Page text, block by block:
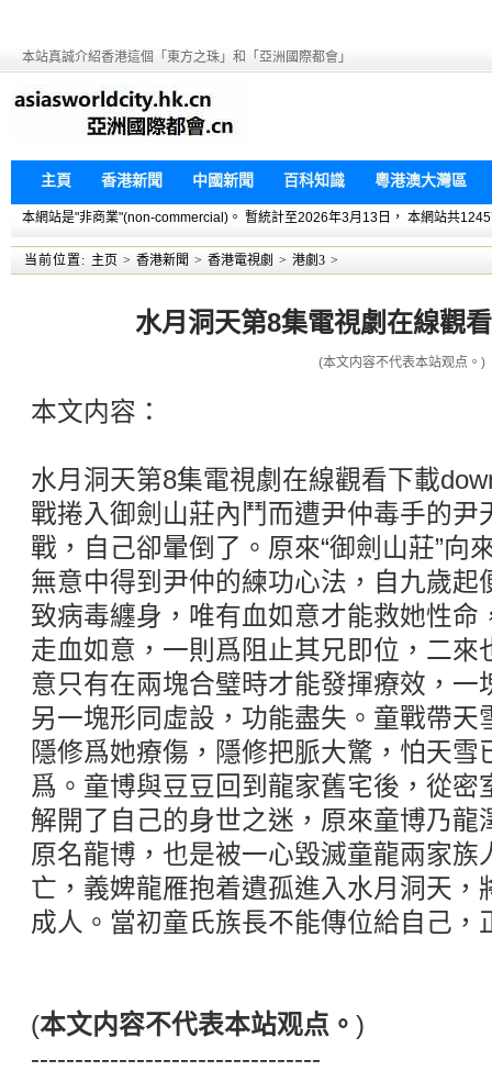
本站真誠介紹香港這個「東方之珠」和「亞洲國際都會」
主頁 香港新聞 中國新聞 百科知識 粵港澳大灣區
本網站是"非商業"(non-commercial)。 暫統計至2026年3月13日， 本網站共
当前位置: 主页 > 香港新聞 > 香港電視劇 > 港劇3 >
水月洞天第8集電視劇在線觀
(本文内容不代表本站观点。)
本文内容：
水月洞天第8集電視劇在線觀看下載
戰捲入御劍山莊內鬥而遭尹仲毒手的尹
戰，自己卻暈倒了。原來“御劍山莊”向
無意中得到尹仲的練功心法，自九歲起
致病毒纏身，唯有血如意才能救她性命
走血如意，一則爲阻止其兄即位，二來
意只有在兩塊合璧時才能發揮療效，一
另一塊形同虛設，功能盡失。童戰帶天
隱修爲她療傷，隱修把脈大驚，怕天
爲。童博與豆豆回到龍家舊宅後，從密
解開了自己的身世之迷，原來童博乃龍
原名龍博，也是被一心毀滅童龍兩家族
亡，義婢龍雁抱着遺孤進入水月洞天，
成人。當初童氏族長不能傳位給自己，
(本文内容不代表本站观点。 )
---------------------------------